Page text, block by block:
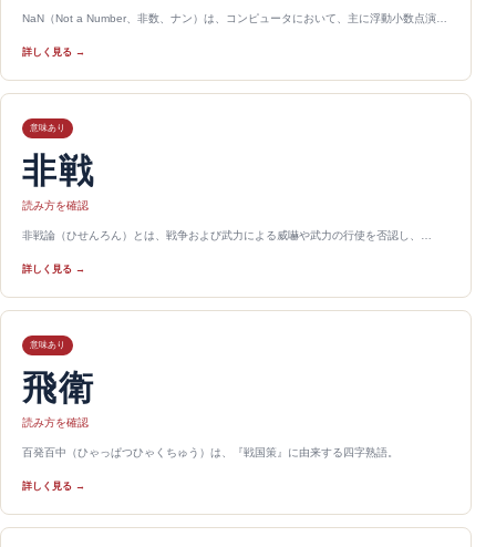
NaN（Not a Number、非数、ナン）は、コンピュータにおいて、主に浮動小数点演…
詳しく見る →
意味あり
非戦
読み方を確認
非戦論（ひせんろん）とは、戦争および武力による威嚇や武力の行使を否認し、…
詳しく見る →
意味あり
飛衛
読み方を確認
百発百中（ひゃっぱつひゃくちゅう）は、『戦国策』に由来する四字熟語。
詳しく見る →